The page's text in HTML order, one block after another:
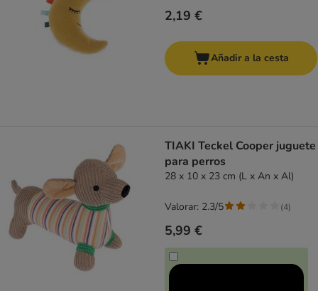
2,19 €
Añadir a la cesta
TIAKI Teckel Cooper juguete
para perros
28 x 10 x 23 cm (L x An x Al)
5,99 €
Valorar: 2.3/5 (4)